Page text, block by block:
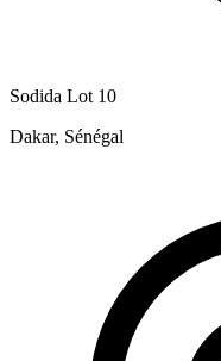
Sodida Lot 10
Dakar, Sénégal